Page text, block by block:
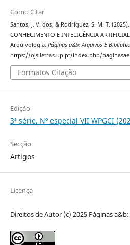
Como Citar
Santos, J. V. dos, & Rodriguez, S. M. T.
CONHECIMENTO E INTELIGÊNCIA
Arquivologia. Páginas a&b: Arquivos E
https://ojs.letras.up.pt/index.php/
Formatos Citação
Edição
3ª série. Nº especial VII WPGCI
Secção
Artigos
Licença
Direitos de Autor (c) 2025 Páginas